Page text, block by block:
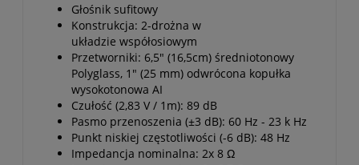
Głośnik sufitowy
Konstrukcja: 2-drożna w
układzie współosiowym
Przetworniki: 6,5" (16,5cm) średniotonowy
Polyglass, 1" (25 mm) odwrócona kopułka
wysokotonowa AI
Czułość (2,83 V / 1m): 89 dB
Pasmo przenoszenia (±3 dB): 60 Hz - 23 k Hz
Punkt niskiej częstotliwości (-6 dB): 48 Hz
Impedancja nominalna: 2x 8 Ω